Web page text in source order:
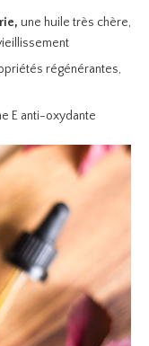
une huile très chère,
régénérantes,
E anti-oxydante